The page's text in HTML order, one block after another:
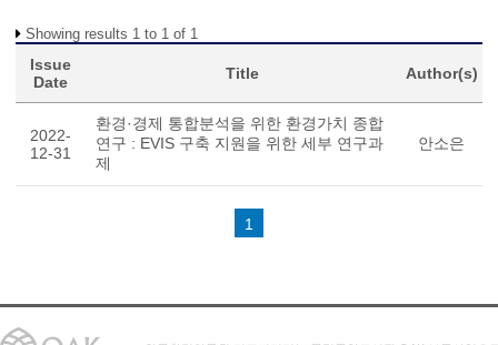
Showing results 1 to 1 of 1
Issue
Date
Title Author(s)
2022-
12-31
환경·경제 통합분석을 위한 환경가치 종합
연구 : EVIS 구축 지원을 위한 세부 연구과
제
안소은
1